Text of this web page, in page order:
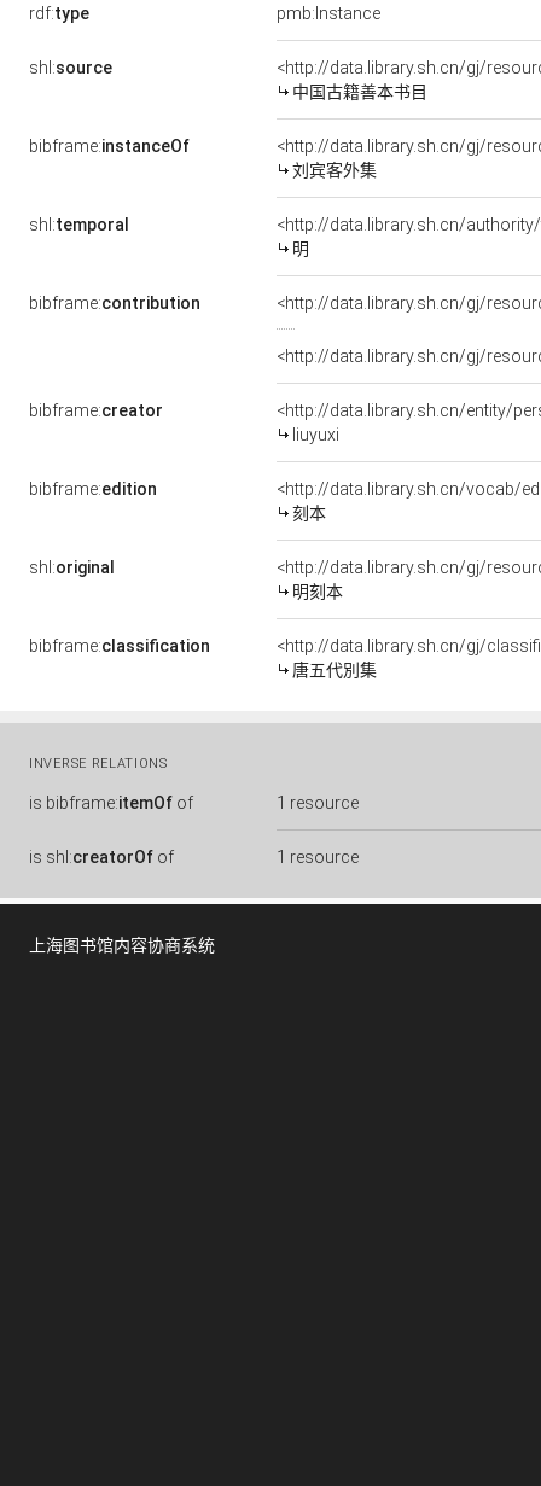
rdf:type pmb:Instance
shl:source
<http://data.library.sh.cn/gj/
中国古籍善本书目
bibframe:instanceOf
<http://data.library.sh.cn/gj/
刘宾客外集
shl:temporal
<http://data.library.sh.cn/
明
bibframe:contribution <http://data.library.sh.cn/gj/
<http://data.library.sh.cn/gj/
bibframe:creator
<http://data.library.sh.cn/entity/
liuyuxi
bibframe:edition
<http://data.library.sh.cn/vocab/
刻本
shl:original
<http://data.library.sh.cn/gj/
明刻本
bibframe:classification
<http://data.library.sh.cn/gj/
唐五代別集
INVERSE RELATIONS
is bibframe:itemOf of 1 resource
is shl:creatorOf of 1 resource
上海图书馆内容协商系统